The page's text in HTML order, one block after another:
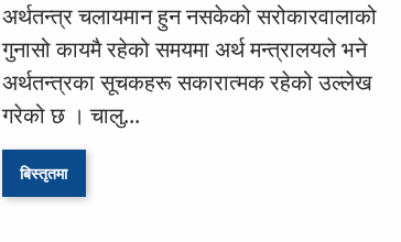
अर्थतन्त्र चलायमान हुन नसकेको सरोकारवालाको
गुनासो कायमै रहेको समयमा अर्थ मन्त्रालयले भने
अर्थतन्त्रका सूचकहरू सकारात्मक रहेको उल्लेख
गरेको छ । चालु...
बिस्तृतमा